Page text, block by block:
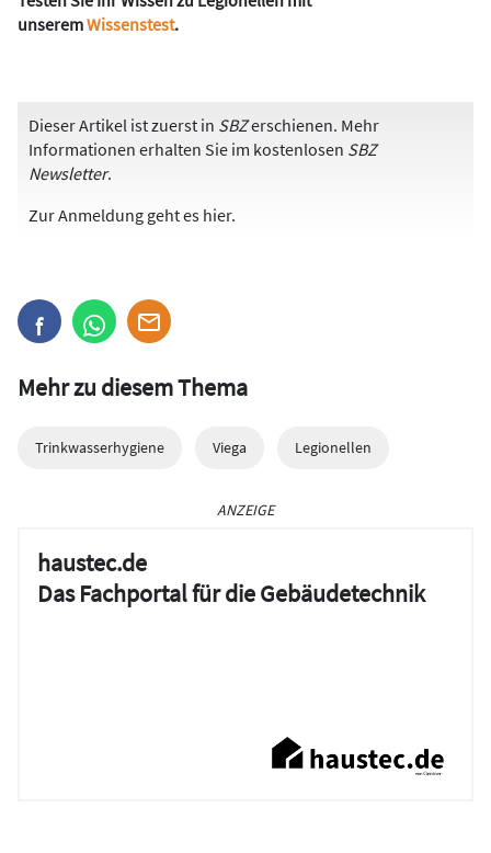
unseremWissenstest.
Dieser Artikel ist zuerst in SBZerschienen. Mehr
Informationen erhalten Sie im kostenlosen SBZ
Newsletter.
Zur Anmeldung geht es hier.
Mehr zu diesem Thema
Trinkwasserhygiene Viega Legionellen
ANZEIGE
haustec.de
Das Fachportal für die Gebäudetechnik